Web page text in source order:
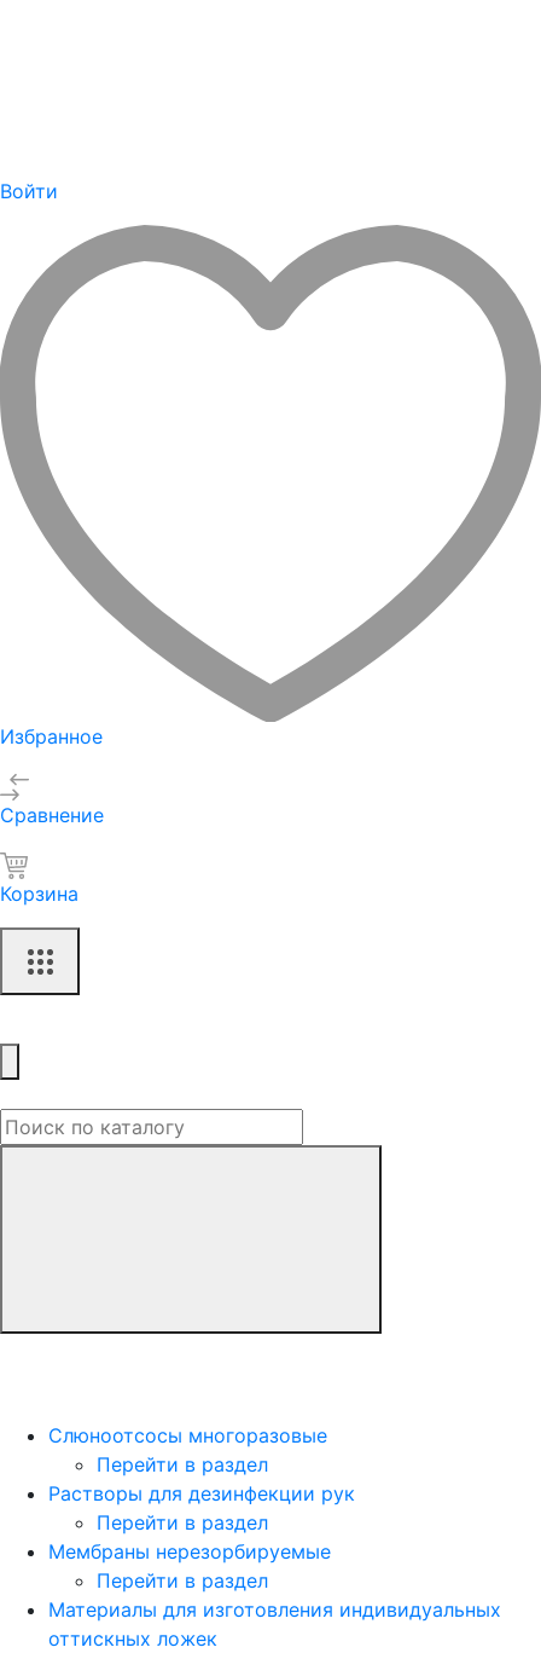
Войти
Избранное
Сравнение
Корзина
Слюноотсосы многоразовые
Перейти в раздел
Растворы для дезинфекции рук
Перейти в раздел
Мембраны нерезорбируемые
Перейти в раздел
Материалы для изготовления индивидуальных
оттискных ложек